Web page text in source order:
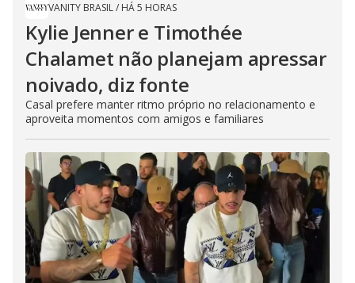
VANITY BRASIL/ HÁ 5 HORAS
Kylie Jenner e Timothée
Chalamet não planejam apressar
noivado, diz fonte
Casal prefere manter ritmo próprio no relacionamento e
aproveita momentos com amigos e familiares